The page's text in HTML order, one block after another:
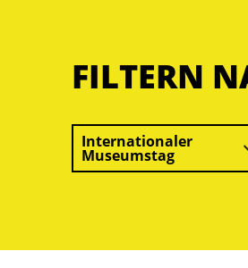
FILTERN
Internationaler
Museumstag